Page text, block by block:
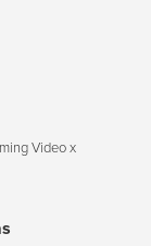
Video x